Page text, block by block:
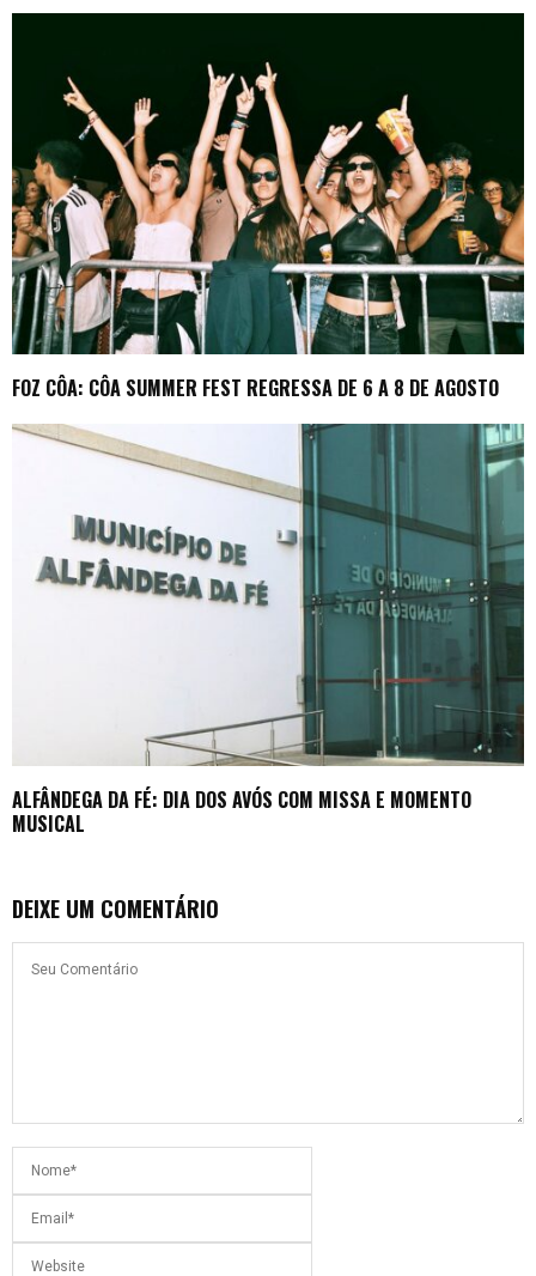
FOZ CÔA: CÔA SUMMER FEST REGRESSA DE 6 A 8 DE AGOSTO
ALFÂNDEGA DA FÉ: DIA DOS AVÓS COM MISSA E MOMENTO
MUSICAL
DEIXE UM COMENTÁRIO